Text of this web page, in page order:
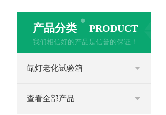
产品分类 PRODUCT
我们相信好的产品是信誉的保证！
氙灯老化试验箱
查看全部产品